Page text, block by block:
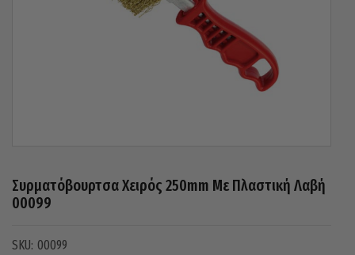
Συρματόβουρτσα Χειρός 250mm Με Πλαστική Λαβή
00099
00099